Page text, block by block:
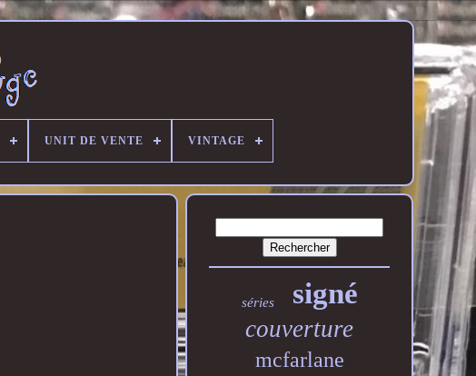
UNIT DE VENTE VINTAGE
séries signé
couverture
mcfarlane